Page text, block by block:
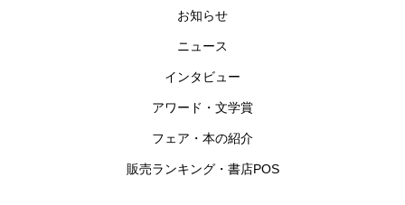
お知らせ
ニュース
インタビュー
アワード・文学賞
フェア・本の紹介
販売ランキング・書店POS